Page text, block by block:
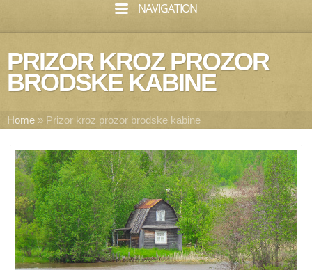
NAVIGATION
PRIZOR KROZ PROZOR
BRODSKE KABINE
Home » Prizor kroz prozor brodske kabine